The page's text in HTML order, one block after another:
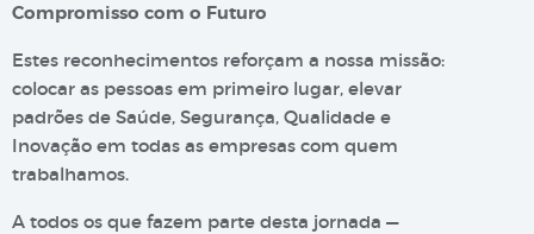
Compromisso com o Futuro
Estes reconhecimentos reforçam a nossa missão:
colocar as pessoas em primeiro lugar, elevar
padrões de Saúde, Segurança, Qualidade e
Inovação em todas as empresas com quem
trabalhamos.
A todos os que fazem parte desta jornada —